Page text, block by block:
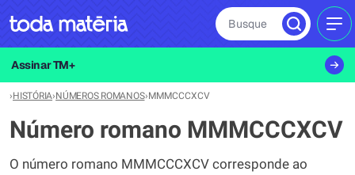
Busque
Assinar TM+
›HISTÓRIA›NÚMEROS ROMANOS›MMMCCCXCV
Número romano MMMCCCXCV
O número romano MMMCCCXCV corresponde ao